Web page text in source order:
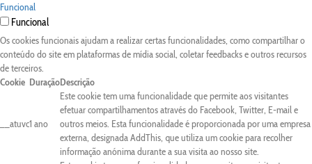
Funcional
Funcional
Os cookies funcionais ajudam a realizar certas funcionalidades, como compartilhar o
conteúdo do site em plataformas de mídia social, coletar feedbacks e outros recursos
de terceiros.
Cookie DuraçãoDescrição
__atuvc1 ano
Este cookie tem uma funcionalidade que permite aos visitantes
efetuar compartilhamentos através do Facebook, Twitter, E-mail e
outros meios. Esta funcionalidade é proporcionada por uma empresa
externa, designada AddThis, que utiliza um cookie para recolher
informação anónima durante a sua visita ao nosso site.